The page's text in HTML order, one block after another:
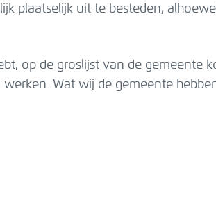
plaatselijk uit te besteden,
op de groslijst van de gemeente
Wat wij de gemeente